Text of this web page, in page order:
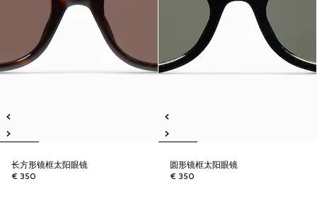
长方形镜框太阳眼镜
€ 350
圆形镜框太阳眼镜
€ 350